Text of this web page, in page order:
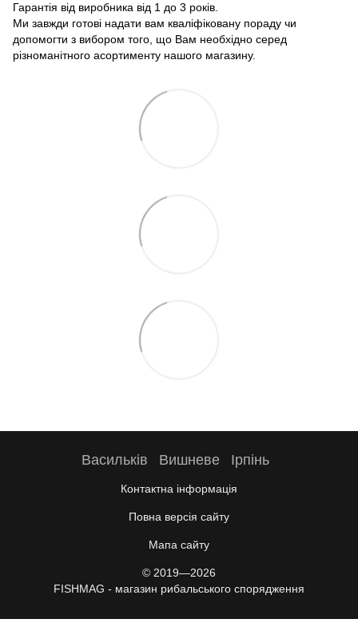
Гарантія від виробника від 1 до 3 років.
Ми завжди готові надати вам кваліфіковану пораду чи
допомогти з вибором того, що Вам необхідно серед
різноманітного асортименту нашого магазину.
Васильків Вишневе Ірпінь
Контактна інформація
Повна версія сайту
Мапа сайту
© 2019—2026
FISHMAG - магазин рибальського спорядження